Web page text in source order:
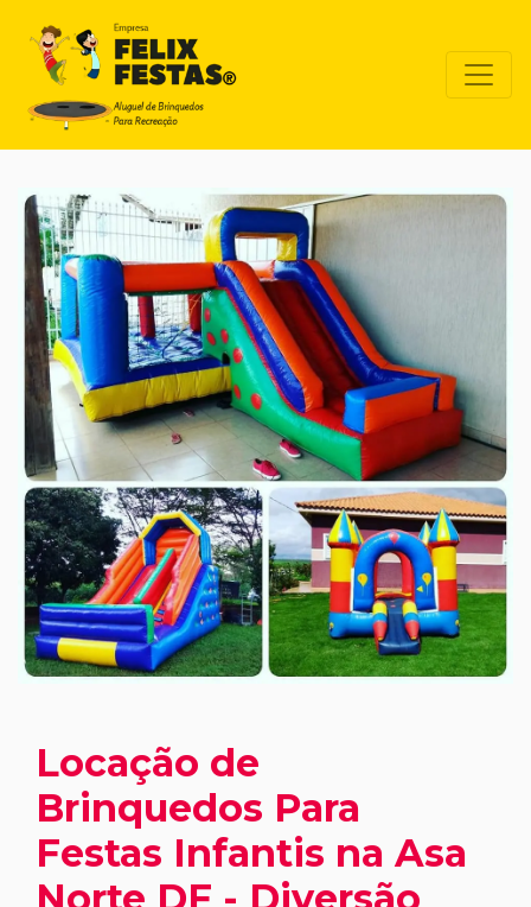
Locação de
Brinquedos Para
Festas Infantis na Asa